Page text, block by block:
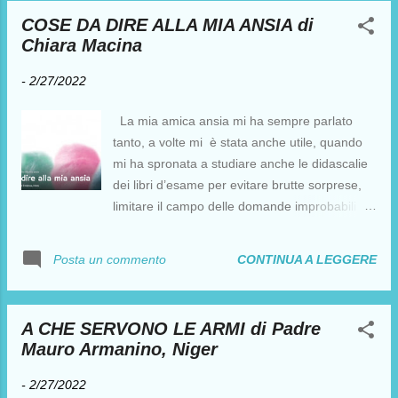
libri, disegni, pitture, sculture, fotografie.
Questa bella affluenza verrà raccolta anche in
l’appuntamento bisettimanale culturale di
Simona Bellone, artista che ha curato la lettura
e la grafica di questi elaborati digitali, che
fanno da originale cornice a queste pillole
storiche artistiche e sociali, preziose per le
del Coronavirus - caARTEiv 2020 - You...
COSE DA DIRE ALLA MIA ANSIA di
Chiara Macina
- 2/27/2022
La mia amica ansia mi ha sempre parlato
tanto, a volte mi è stata anche utile, quando
mi ha spronata a studiare anche le didascalie
dei libri d’esame per evitare brutte sorprese,
limitare il campo delle domande improbabili
fastidiosa e molesta che mi ha impedito di
coraggiose. Identifico l’ansia con il rimuginare
sulle cose, come lo sviscerare qualsiasi piega
Posta un commento CONTINUA A LEGGERE
A CHE SERVONO LE ARMI di Padre
Mauro Armanino, Niger
- 2/27/2022